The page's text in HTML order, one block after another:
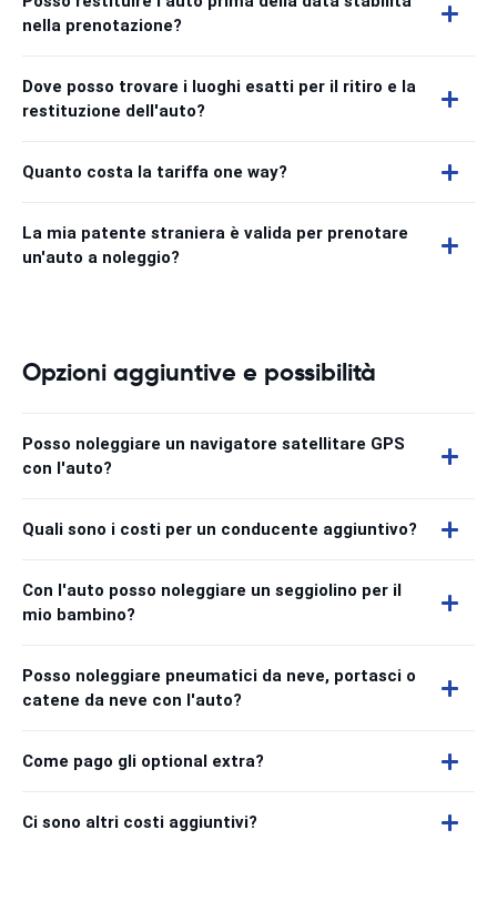
nella prenotazione?
Dove posso trovare i luoghi esatti per il ritiro e la
restituzione dell'auto?
Quanto costa la tariffa one way?
La mia patente straniera è valida per prenotare
un'auto a noleggio?
Opzioni aggiuntive e possibilità
Posso noleggiare un navigatore satellitare GPS
con l'auto?
Quali sono i costi per un conducente aggiuntivo?
Con l'auto posso noleggiare un seggiolino per il
mio bambino?
Posso noleggiare pneumatici da neve, portasci o
catene da neve con l'auto?
Come pago gli optional extra?
Ci sono altri costi aggiuntivi?